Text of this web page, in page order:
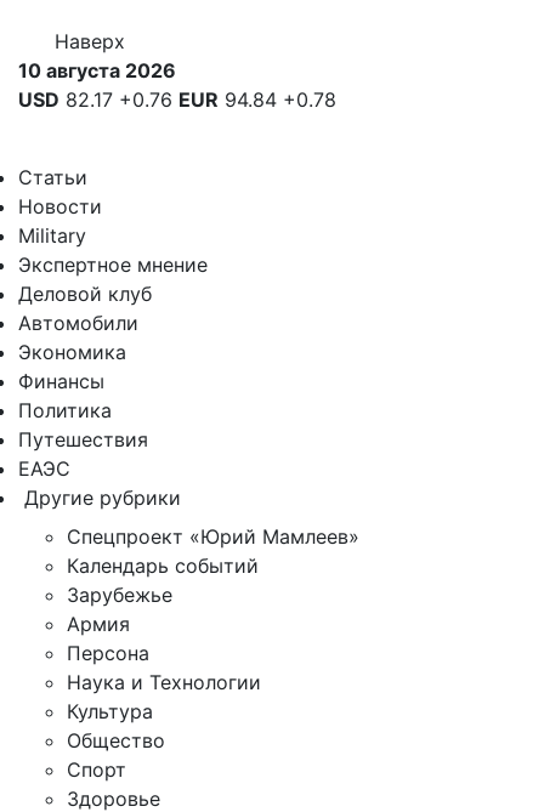
Наверх
10 августа 2026
USD 82.17 +0.76 EUR 94.84 +0.78
Статьи
Новости
Military
Экспертное мнение
Деловой клуб
Автомобили
Экономика
Финансы
Политика
Путешествия
ЕАЭС
Другие рубрики
Спецпроект «Юрий Мамлеев»
Календарь событий
Зарубежье
Армия
Персона
Наука и Технологии
Культура
Общество
Спорт
Здоровье